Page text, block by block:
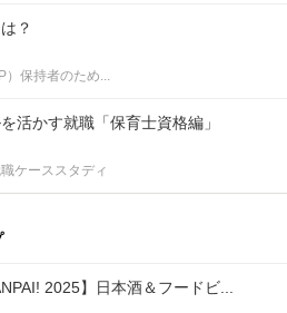
？
）保持者のため...
活かす就職「保育士資格編」
ケーススタディ
2025】日本酒＆フードビ...